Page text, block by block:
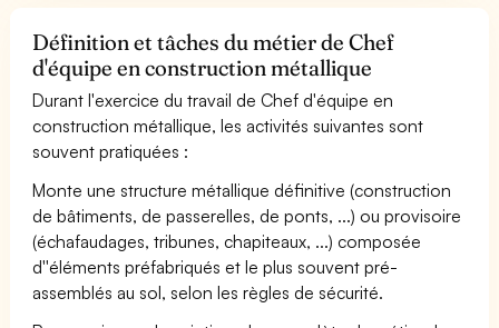
Définition et tâches du métier de Chef
d'équipe en construction métallique
Durant l'exercice du travail de Chef d'équipe en
construction métallique, les activités suivantes sont
souvent pratiquées :
Monte une structure métallique définitive (construction
de bâtiments, de passerelles, de ponts, ...) ou provisoire
(échafaudages, tribunes, chapiteaux, ...) composée
d''éléments préfabriqués et le plus souvent pré-
assemblés au sol, selon les règles de sécurité.